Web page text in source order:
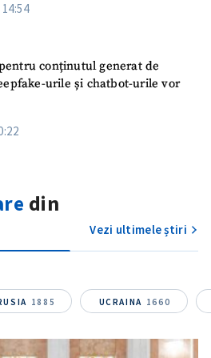
conținutul generat de
urile și chatbot-urile vor
din
Vezi ultimele știri
1885 UCRAINA 1660